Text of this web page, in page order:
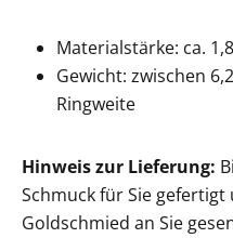
Materialstärke: ca.
Gewicht: zwischen
Ringweite
Hinweis zur Lieferung:
Schmuck für Sie
Goldschmied an Sie